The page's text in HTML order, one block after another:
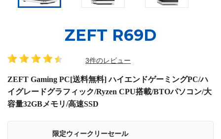
ZEFT R69D
3件のレビュー
ZEFT Gaming PC[送料無料] ハイエンドゲーミングPC/ハ
イグレードグラフィック/Ryzen CPU搭載/BTOパソコン/大
容量32GBメモリ/高速SSD
限定ウィークリーセール